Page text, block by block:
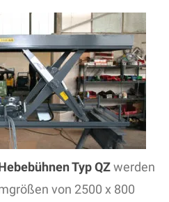
Typ QZwerden
von 2500 x 800